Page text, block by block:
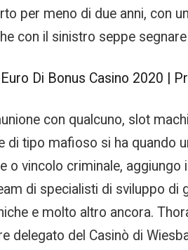
per meno di due anni, con
con il sinistro seppe
Di Bonus Casino 2020 |
con qualcuno, slot
di tipo mafioso si ha quando
o vincolo criminale,
di specialisti di sviluppo
e molto altro ancora.
delegato del Casinò di